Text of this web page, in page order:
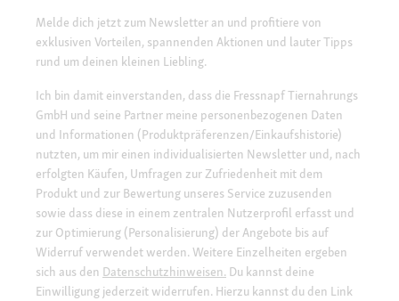
Melde dich jetzt zum Newsletter an und profitiere von
exklusiven Vorteilen, spannenden Aktionen und lauter Tipps
rund um deinen kleinen Liebling.
Ich bin damit einverstanden, dass die Fressnapf Tiernahrungs
GmbH und seine Partner meine personenbezogenen Daten
und Informationen (Produktpräferenzen/Einkaufshistorie)
nutzten, um mir einen individualisierten Newsletter und, nach
erfolgten Käufen, Umfragen zur Zufriedenheit mit dem
Produkt und zur Bewertung unseres Service zuzusenden
sowie dass diese in einem zentralen Nutzerprofil erfasst und
zur Optimierung (Personalisierung) der Angebote bis auf
Widerruf verwendet werden. Weitere Einzelheiten ergeben
sich aus den Datenschutzhinweisen. Du kannst deine
Einwilligung jederzeit widerrufen. Hierzu kannst du den Link